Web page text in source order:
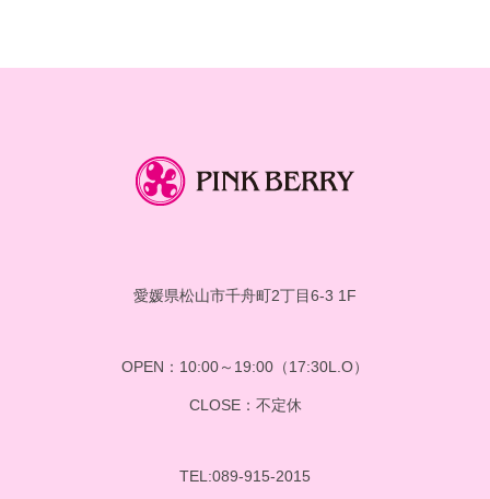
愛媛県松山市千舟町2丁目6-3 1F
OPEN：10:00～19:00（17:30L.O）
CLOSE：不定休
TEL:089-915-2015